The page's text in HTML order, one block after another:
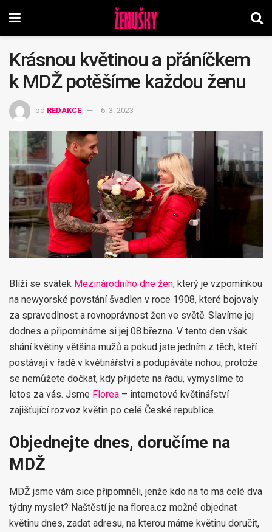
Krásnou květinou a přáníčkem
k MDŽ potěšíme každou ženu
od REDAKCE 6. 3. 2023
Blíží se svátek Mezinárodního dne žen, který je vzpomínkou
na newyorské povstání švadlen v roce 1908, které bojovaly
za spravedlnost a rovnoprávnost žen ve světě. Slavíme jej
dodnes a připomínáme si jej 08.března. V tento den však
shání květiny většina mužů a pokud jste jedním z těch, kteří
postávají v řadě v květinářství a podupáváte nohou, protože
se nemůžete dočkat, kdy přijdete na řadu, vymyslíme to
letos za vás. Jsme Florea – internetové květinářství
zajišťující rozvoz květin po celé České republice.
Objednejte dnes, doručíme na
MDŽ
MDŽ jsme vám sice připomněli, jenže kdo na to má celé dva
týdny myslet? Naštěstí je na florea.cz možné objednat
květinu dnes, zadat adresu, na kterou máme květinu doručit,